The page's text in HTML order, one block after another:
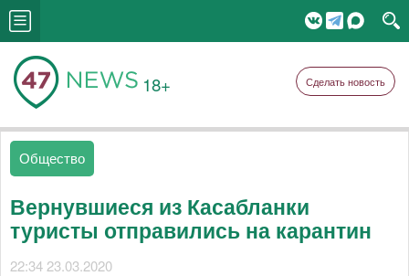
18+ Сделать новость
Общество
Вернувшиеся из Касабланки
туристы отправились на карантин
22:34 23.03.2020